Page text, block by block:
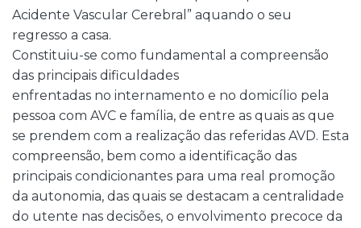
Acidente Vascular Cerebral” aquando o seu
regresso a casa.
Constituiu-se como fundamental a compreensão
das principais dificuldades
enfrentadas no internamento e no domicílio pela
pessoa com AVC e família, de entre as quais as que
se prendem com a realização das referidas AVD. Esta
compreensão, bem como a identificação das
principais condicionantes para uma real promoção
da autonomia, das quais se destacam a centralidade
do utente nas decisões, o envolvimento precoce da